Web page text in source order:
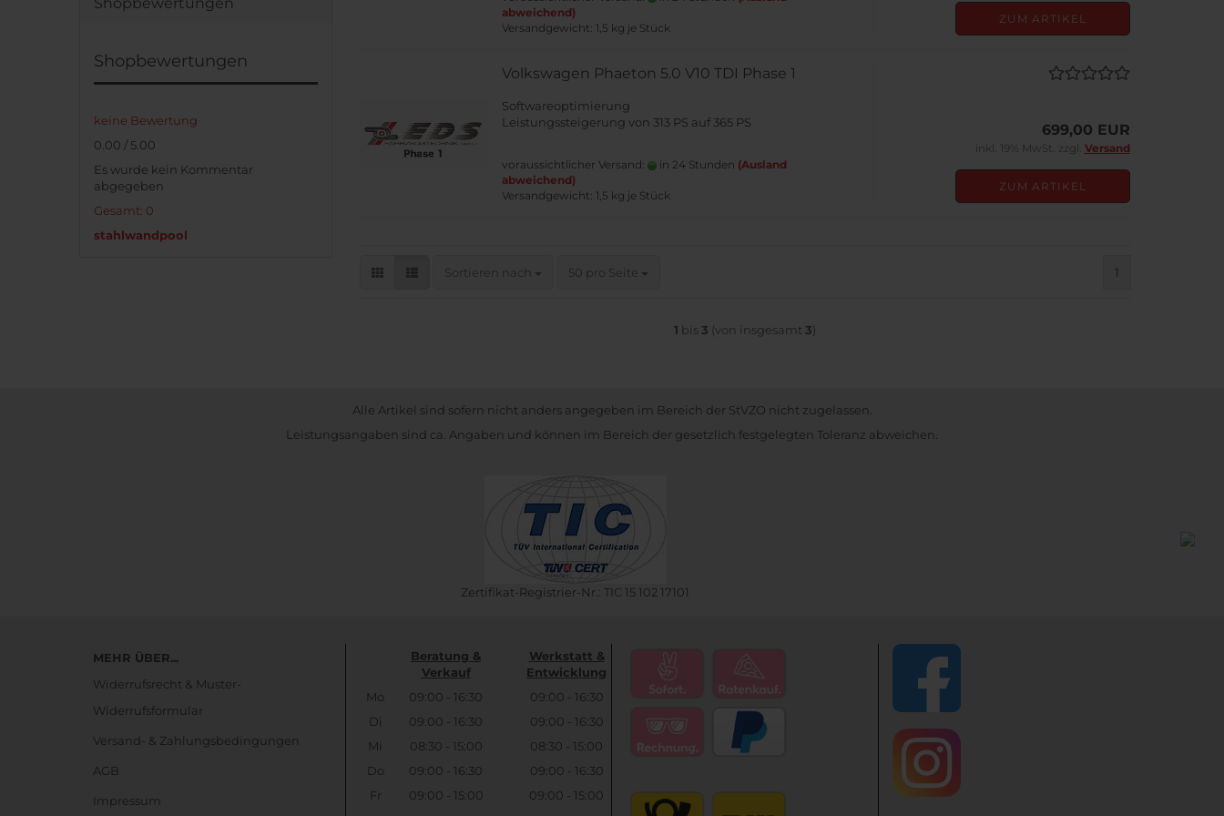
abweichend)
Versandgewicht: 1,5 kg je Stück
ZUM ARTIKEL
Volkswagen Phaeton 5.0 V10 TDI Phase 1
Softwareoptimierung
Leistungssteigerung von 313 PS auf 365 PS
voraussichtlicher Versand: in 24 Stunden (Ausland
abweichend)
Versandgewicht: 1,5 kg je Stück
699,00 EUR
inkl. 19% MwSt. zzgl. Versand
ZUM ARTIKEL
Sortieren nach
Sortieren nach 50 pro Seite
pro Seite 1
1 bis 3 (von insgesamt 3)
Shopbewertungen
keine Bewertung
0.00 / 5.00
Es wurde kein Kommentar
abgegeben
Gesamt: 0
stahlwandpool
Alle Artikel sind sofern nicht anders angegeben im Bereich der StVZO nicht zugelassen.
Leistungsangaben sind ca. Angaben und können im Bereich der gesetzlich festgelegten Toleranz abweichen.
Zertifikat-Registrier-Nr.: TIC 15 102 17101
MEHR ÜBER...
Widerrufsrecht & Muster-
Widerrufsformular
Versand- & Zahlungsbedingungen
AGB
Impressum
Beratung &
Verkauf
Werkstatt &
Entwicklung
Mo
09:00 - 16:30
09:00 - 16:30
Di
09:00 - 16:30
09:00 - 16:30
Mi
08:30 - 15:00
08:30 - 15:00
Do
09:00 - 16:30
09:00 - 16:30
Fr
09:00 - 15:00
09:00 - 15:00